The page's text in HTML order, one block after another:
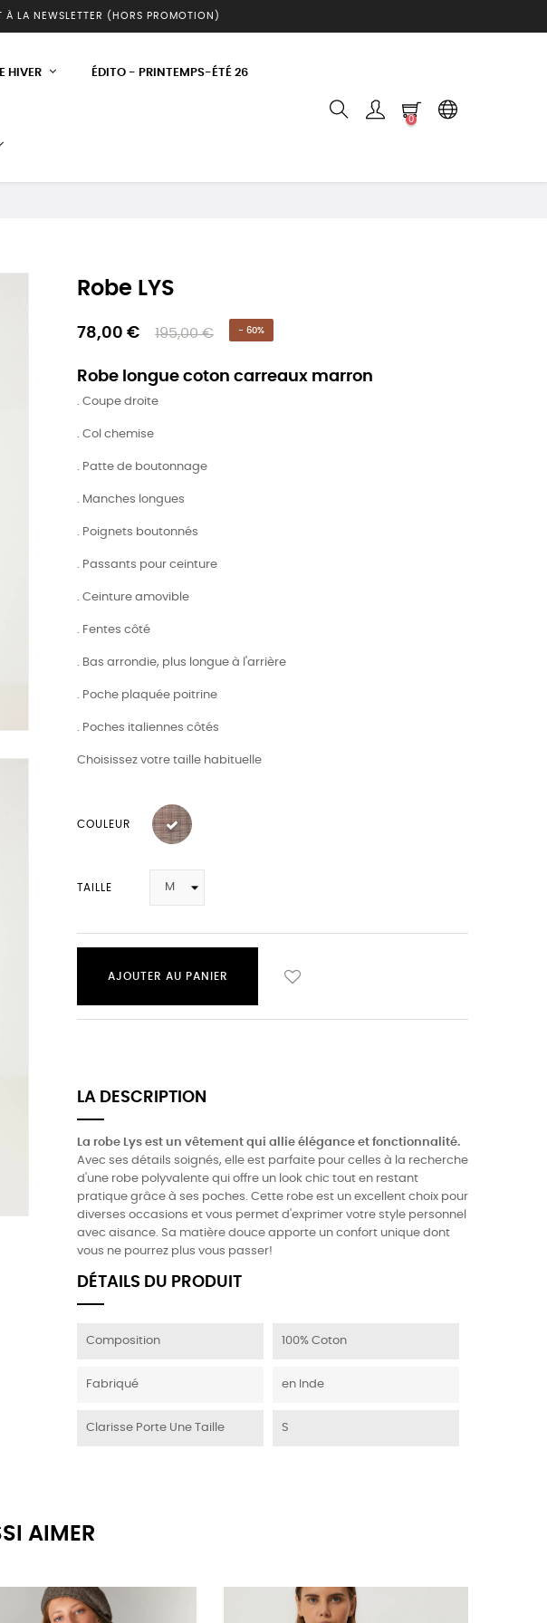
À LA NEWSLETTER (HORS PROMOTION)
HIVER ÉDITO - PRINTEMPS-ÉTÉ 26
0
Robe LYS
78,00 € 195,00 € - 60%
Robe longue coton carreaux marron
. Coupe droite
. Col chemise
. Patte de boutonnage
. Manches longues
. Poignets boutonnés
. Passants pour ceinture
. Ceinture amovible
. Fentes côté
. Bas arrondie, plus longue à l'arrière
. Poche plaquée poitrine
. Poches italiennes côtés
Choisissez votre taille habituelle
COULEUR
TAILLE
AJOUTER AU PANIER
LA DESCRIPTION
La robe Lys est un vêtement qui allie élégance et fonctionnalité.
Avec ses détails soignés, elle est parfaite pour celles à la recherche
d'une robe polyvalente qui offre un look chic tout en restant
pratique grâce à ses poches. Cette robe est un excellent choix pour
diverses occasions et vous permet d'exprimer votre style personnel
avec aisance. Sa matière douce apporte un confort unique dont
vous ne pourrez plus vous passer!
DÉTAILS DU PRODUIT
Composition 100% Coton
Fabriqué en Inde
Clarisse Porte Une Taille S
AIMER